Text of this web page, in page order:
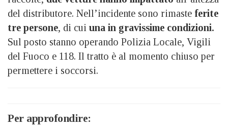
del distributore. Nell’incidente sono rimaste ferite
tre persone, di cui una in gravissime condizioni.
Sul posto stanno operando Polizia Locale, Vigili
del Fuoco e 118. Il tratto è al momento chiuso per
permettere i soccorsi.
Per approfondire: